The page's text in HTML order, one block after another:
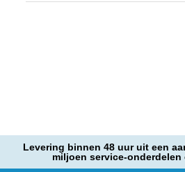
Levering binnen 48 uur uit een
miljoen service-onderdelen